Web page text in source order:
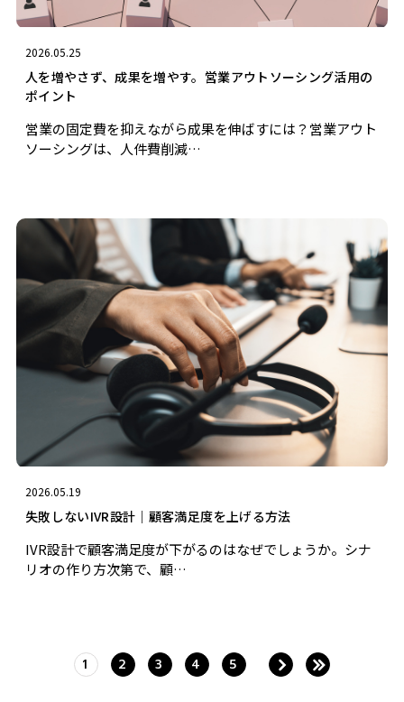
2026.05.25
人を増やさず、成果を増やす。営業アウトソーシング活用の
ポイント
営業の固定費を抑えながら成果を伸ばすには？営業アウト
ソーシングは、人件費削減…
2026.05.19
失敗しないIVR設計｜顧客満足度を上げる方法
IVR設計で顧客満足度が下がるのはなぜでしょうか。シナ
リオの作り方次第で、顧…
1 2 3 4 5